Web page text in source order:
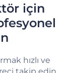
için
hızlı ve
takip edin